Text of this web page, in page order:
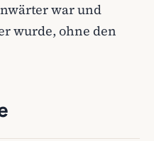
war und
wurde, ohne den